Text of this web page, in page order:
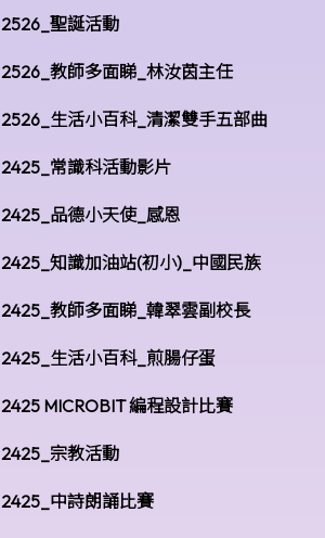
2526_聖誕活動
2526_教師多面睇_林汝茵主任
2526_生活小百科_清潔雙手五部曲
2425_常識科活動影片
2425_品德小天使_感恩
2425_知識加油站(初小)_中國民族
2425_教師多面睇_韓翠雲副校長
2425_生活小百科_煎腸仔蛋
2425 MICROBIT 編程設計比賽
2425_宗教活動
2425_中詩朗誦比賽